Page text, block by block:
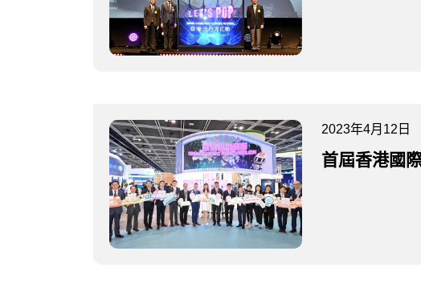
2023年4月12日
首屆香港國